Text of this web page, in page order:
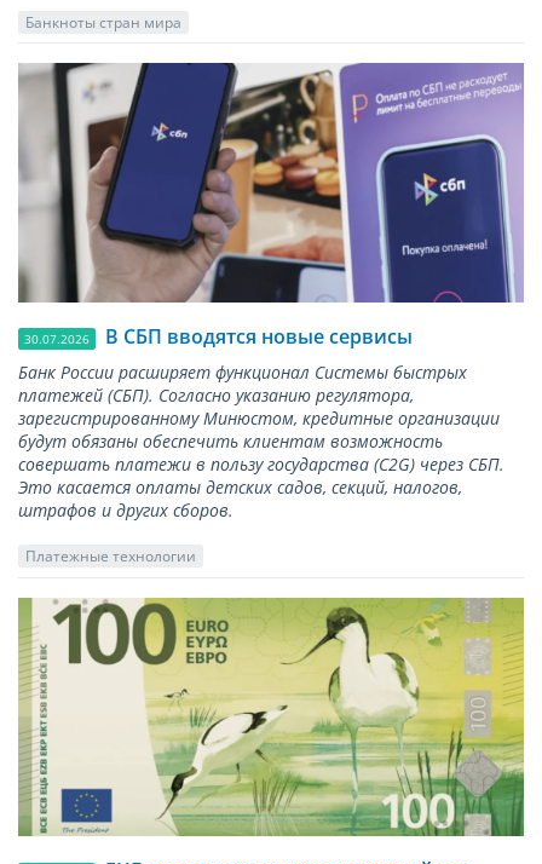
Банкноты стран мира
30.07.2026 В СБП вводятся новые сервисы
Банк России расширяет функционал Системы быстрых
платежей (СБП). Согласно указанию регулятора,
зарегистрированному Минюстом, кредитные организации
будут обязаны обеспечить клиентам возможность
совершать платежи в пользу государства (С2G) через СБП.
Это касается оплаты детских садов, секций, налогов,
штрафов и других сборов.
Платежные технологии